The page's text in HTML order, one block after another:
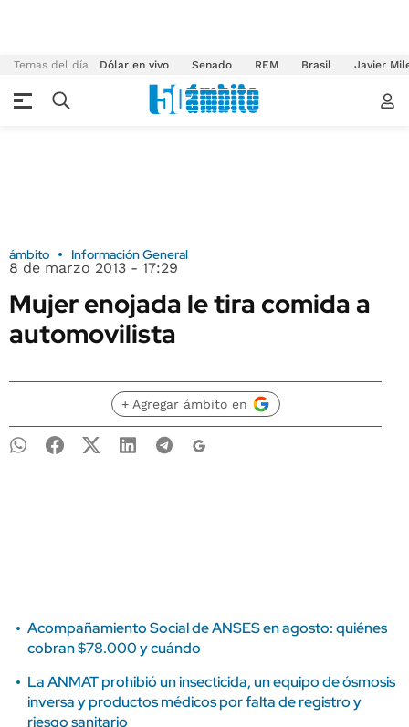
Temas del día Dólar en vivo Senado REM Brasil Javier
ámbito Información General
8 de marzo 2013 - 17:29
Mujer enojada le tira comida a
automovilista
+ Agregar ámbito en
Acompañamiento Social de ANSES en agosto: quiénes
cobran $78.000 y cuándo
La ANMAT prohibió un insecticida, un equipo de ósmosis
inversa y productos médicos por falta de registro y
riesgo sanitario